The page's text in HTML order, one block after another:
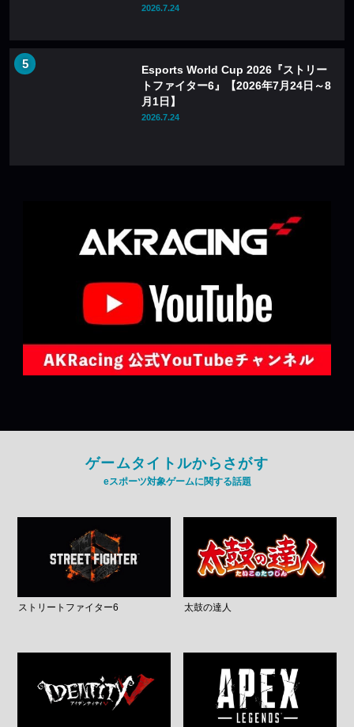
2026.7.24
Esports World Cup 2026『ストリー
トファイター6』【2026年7月24日～8
月1日】
2026.7.24
ゲームタイトルからさがす
eスポーツ対象ゲームに関する話題
ストリートファイター6 太鼓の達人